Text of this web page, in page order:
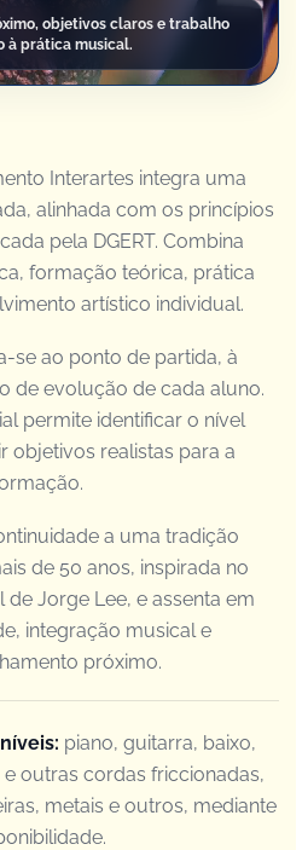
objetivos claros e trabalho
à prática musical.
Interartes integra uma
alinhada com os princípios
pela DGERT. Combina
formação teórica, prática
artístico individual.
se ao ponto de partida, à
de evolução de cada aluno.
permite identificar o nível
objetivos realistas para a
a uma tradição
de 50 anos, inspirada no
Jorge Lee, e assenta em
integração musical e
próximo.
piano, guitarra, baixo,
outras cordas friccionadas,
metais e outros, mediante